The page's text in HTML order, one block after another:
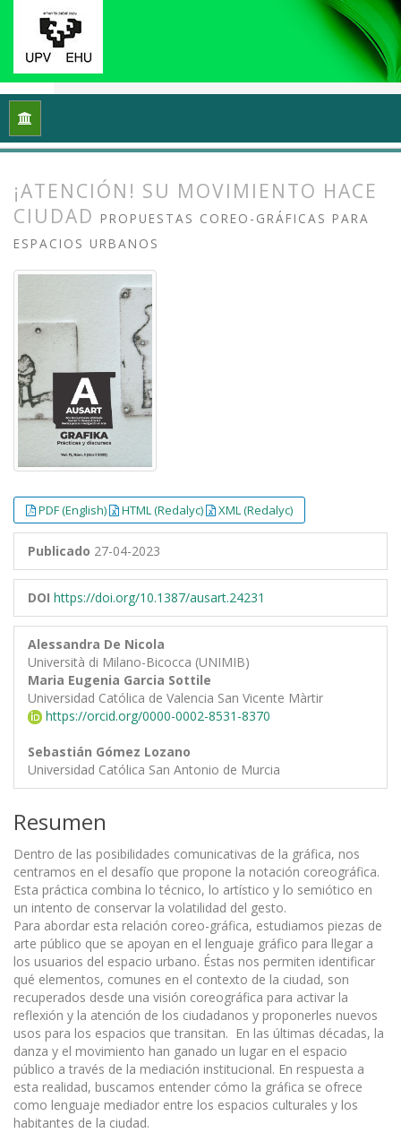
Inicio
¡ATENCIÓN! SU MOVIMIENTO HACE
CIUDAD PROPUESTAS COREO-GRÁFICAS PARA
ESPACIOS URBANOS
PDF (English) HTML (Redalyc) XML (Redalyc)
Publicado 27-04-2023
DOI https://doi.org/10.1387/ausart.24231
Alessandra De Nicola
Università di Milano-Bicocca (UNIMIB)
Maria Eugenia Garcia Sottile
Universidad Católica de Valencia San Vicente Màrtir
https://orcid.org/0000-0002-8531-8370
Sebastián Gómez Lozano
Universidad Católica San Antonio de Murcia
Resumen
Dentro de las posibilidades comunicativas de la gráfica, nos
centramos en el desafío que propone la notación coreográfica.
Esta práctica combina lo técnico, lo artístico y lo semiótico en
un intento de conservar la volatilidad del gesto.
Para abordar esta relación coreo-gráfica, estudiamos piezas de
arte público que se apoyan en el lenguaje gráfico para llegar a
los usuarios del espacio urbano. Éstas nos permiten identificar
qué elementos, comunes en el contexto de la ciudad, son
recuperados desde una visión coreográfica para activar la
reflexión y la atención de los ciudadanos y proponerles nuevos
usos para los espacios que transitan. En las últimas décadas, la
danza y el movimiento han ganado un lugar en el espacio
público a través de la mediación institucional. En respuesta a
esta realidad, buscamos entender cómo la gráfica se ofrece
como lenguaje mediador entre los espacios culturales y los
habitantes de la ciudad.